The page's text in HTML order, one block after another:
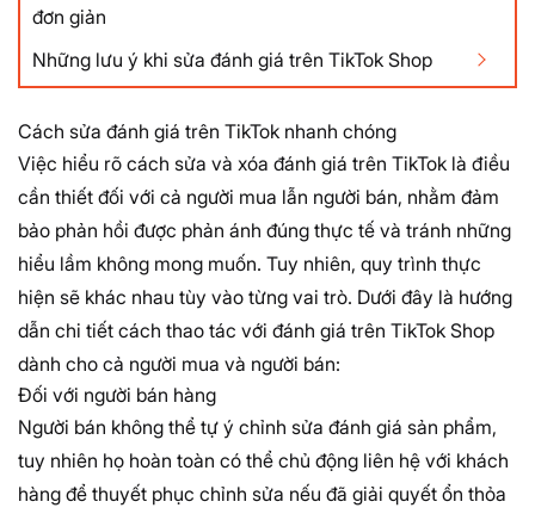
đơn giản
Những lưu ý khi sửa đánh giá trên TikTok Shop
Cách sửa đánh giá trên TikTok nhanh chóng
Việc hiểu rõ cách sửa và xóa đánh giá trên TikTok là điều
cần thiết đối với cả người mua lẫn người bán, nhằm đảm
bảo phản hồi được phản ánh đúng thực tế và tránh những
hiểu lầm không mong muốn. Tuy nhiên, quy trình thực
hiện sẽ khác nhau tùy vào từng vai trò. Dưới đây là hướng
dẫn chi tiết cách thao tác với đánh giá trên TikTok Shop
dành cho cả người mua và người bán:
Đối với người bán hàng
Người bán không thể tự ý chỉnh sửa đánh giá sản phẩm,
tuy nhiên họ hoàn toàn có thể chủ động liên hệ với khách
hàng để thuyết phục chỉnh sửa nếu đã giải quyết ổn thỏa